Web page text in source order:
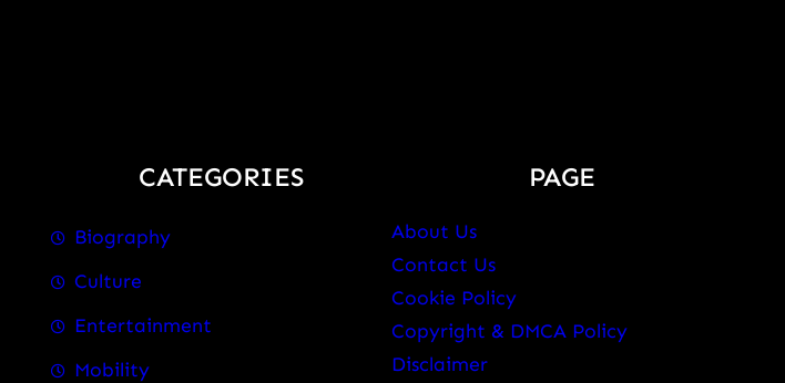
CATEGORIES
Biography
Culture
Entertainment
Mobility
PAGE
About Us
Contact Us
Cookie Policy
Copyright & DMCA Policy
Disclaimer